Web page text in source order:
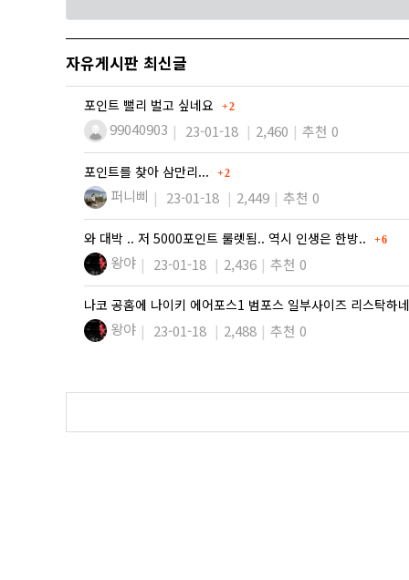
자유게시판 최신글
포인트 뻘리 벌고 싶네요 댓글
2
99040903 23-01-18 2,460 추천 0
포인트를 찾아 삼만리... 댓글
2
퍼니삐 23-01-18 2,449 추천 0
와 대박 .. 저 5000포인트 룰렛됨.. 역시 인생은 한방.. 댓글
6
왕야 23-01-18 2,436 추천 0
나코 공홈에 나이키 에어포스1 범포스 일부사이즈 리스탁하
왕야 23-01-18 2,488 추천 0